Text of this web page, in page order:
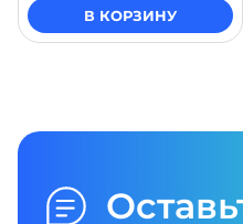
В КОРЗИНУ